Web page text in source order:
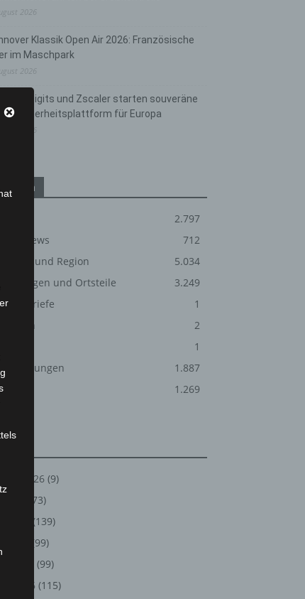
2026
Klassik Open Air 2026: Französische
im Maschpark
2026
Digits und Zscaler starten souveräne
Sicherheitsplattform für Europa
2.797
News
712
und Region
5.034
und Ortsteile
3.249
Leserbriefe
1
2
uns
1
1.887
1.269
2026 (9)
(73)
(139)
(99)
(99)
2026 (115)